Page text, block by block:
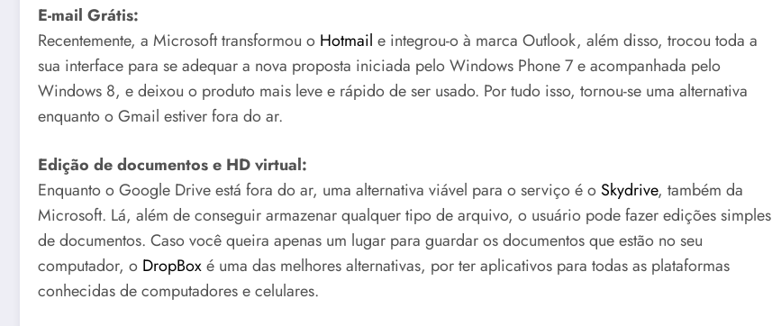
E-mail Grátis:
Recentemente, a Microsoft transformou o Hotmail e integrou-o à marca Outlook, além disso, trocou toda a
sua interface para se adequar a nova proposta iniciada pelo Windows Phone 7 e acompanhada pelo
Windows 8, e deixou o produto mais leve e rápido de ser usado. Por tudo isso, tornou-se uma alternativa
enquanto o Gmail estiver fora do ar.
Edição de documentos e HD virtual:
Enquanto o Google Drive está fora do ar, uma alternativa viável para o serviço é o Skydrive, também da
Microsoft. Lá, além de conseguir armazenar qualquer tipo de arquivo, o usuário pode fazer edições simples
de documentos. Caso você queira apenas um lugar para guardar os documentos que estão no seu
computador, o DropBoxé uma das melhores alternativas, por ter aplicativos para todas as plataformas
conhecidas de computadores e celulares.